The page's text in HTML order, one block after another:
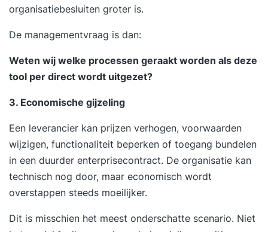
organisatiebesluiten groter is.
De managementvraag is dan:
Weten wij welke processen geraakt worden als deze
tool per direct wordt uitgezet?
3. Economische gijzeling
Een leverancier kan prijzen verhogen, voorwaarden
wijzigen, functionaliteit beperken of toegang bundelen
in een duurder enterprisecontract. De organisatie kan
technisch nog door, maar economisch wordt
overstappen steeds moeilijker.
Dit is misschien het meest onderschatte scenario. Niet